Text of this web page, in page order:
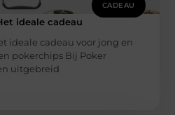
CADEAU
ideale cadeau
ideale cadeau voor jong en
pokerchips Bij Poker
uitgebreid